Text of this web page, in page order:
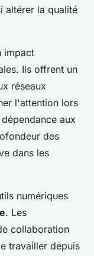
altérer la qualité
impact
Ils offrent un
réseaux
l'attention lors
aux
des
dans les
numériques
. Les
collaboration
travailler depuis